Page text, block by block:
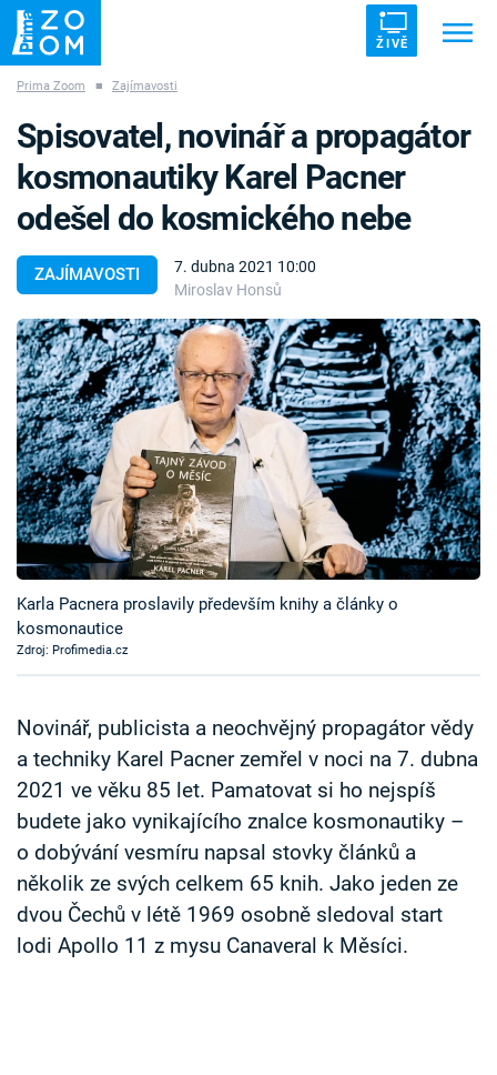
ŽIVĚ
ZÁHADY VETŘELCI DÁVNOVĚKU
Témata
Témata
Pořady
TV Program
Časopis
Sledujte prima+
Přihlášení
Sledujte nás
Prima Zoom ■ Zajímavosti
ZAJÍMAVOSTI
7. dubna 2021 10:00
Miroslav Honsů
Spisovatel, novinář a propagátor
kosmonautiky Karel Pacner
odešel do kosmického nebe
Karla Pacnera proslavily především knihy a články o
kosmonautice
Zdroj: Profimedia.cz
Novinář, publicista a neochvějný propagátor vědy
a techniky Karel Pacner zemřel v noci na 7. dubna
2021 ve věku 85 let. Pamatovat si ho nejspíš
budete jako vynikajícího znalce kosmonautiky –
o dobývání vesmíru napsal stovky článků a
několik ze svých celkem 65 knih. Jako jeden ze
dvou Čechů v létě 1969 osobně sledoval start
lodi Apollo 11 z mysu Canaveral k Měsíci.